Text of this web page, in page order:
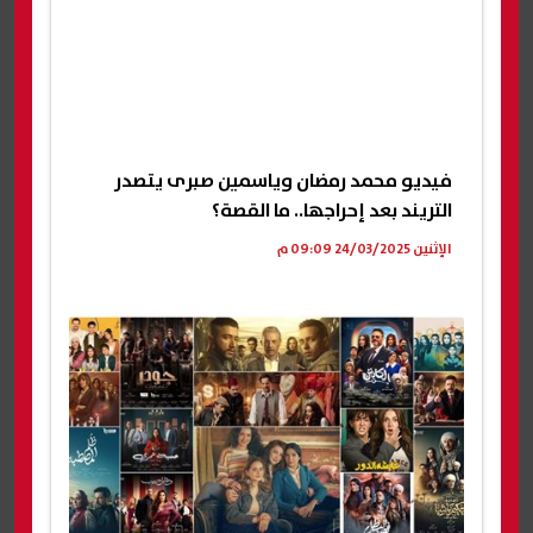
فيديو محمد رمضان وياسمين صبرى يتصدر
التريند بعد إحراجها.. ما القصة؟
الإثنين 24/03/2025 09:09 م